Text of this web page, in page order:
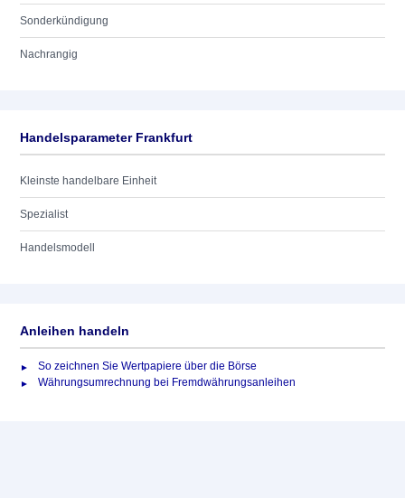
Sonderkündigung
Nachrangig
Handelsparameter Frankfurt
Kleinste handelbare Einheit
Spezialist
Handelsmodell
Anleihen handeln
So zeichnen Sie Wertpapiere über die Börse
Währungsumrechnung bei Fremdwährungsanleihen